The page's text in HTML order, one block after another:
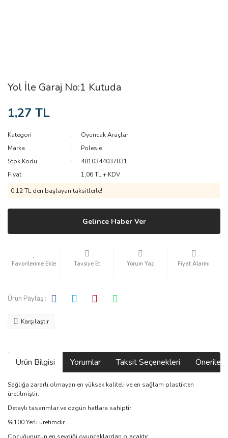
Yol İle Garaj No:1 Kutuda
1,27 TL
Kategori
Oyuncak Araçlar
Marka
Polesie
Stok Kodu
4810344037831
Fiyat
1,06 TL + KDV
0,12 TL den başlayan taksitlerle!
Gelince Haber Ver
Tavsiye Et Yorum Yaz Fiyat Alarmı
Ürün Paylaş :
Karşılaştır
Ürün Bilgisi Yorumlar Taksit Seçenekleri
Sağlığa zararlı olmayan en yüksek kaliteli ve en sağlam plastikten
üretilmiştir.
Detaylı tasarımlar ve özgün hatlara sahiptir.
%100 Yerli üretimdir